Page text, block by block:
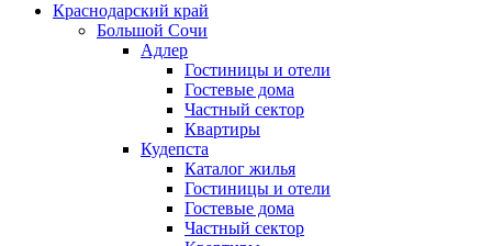
Краснодарский край
Большой Сочи
Адлер
Гостиницы и отели
Гостевые дома
Частный сектор
Квартиры
Кудепста
Каталог жилья
Гостиницы и отели
Гостевые дома
Частный сектор